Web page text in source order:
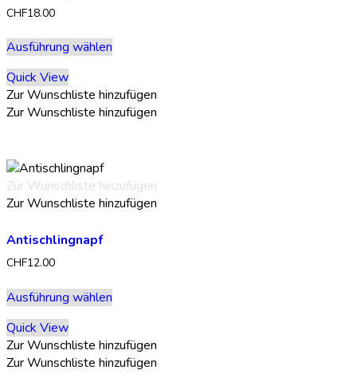
CHF18.00
Ausführung wählen
mehrere
Varianten
auf.
auf
der
Quick View
Zur Wunschliste hinzufügen
Zur Wunschliste hinzufügen
Zur Wunschliste hinzufügen
Zur Wunschliste hinzufügen
Antischlingnapf
CHF12.00
Ausführung wählen
mehrere
Varianten
auf.
Quick View
Zur Wunschliste hinzufügen
Zur Wunschliste hinzufügen